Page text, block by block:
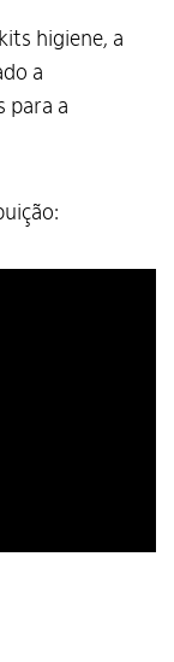
higiene, a
a
para a